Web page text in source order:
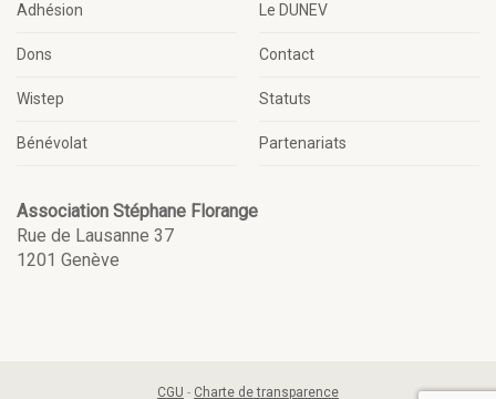
Adhésion Le DUNEV
Dons Contact
Wistep Statuts
Bénévolat Partenariats
Association Stéphane Florange
Rue de Lausanne 37
1201 Genève
CGU - Charte de transparence